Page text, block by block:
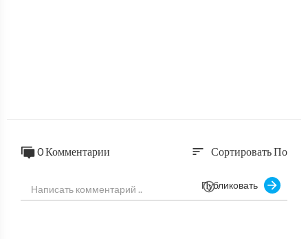
0 Комментарии sort Сортировать По
Публиковать